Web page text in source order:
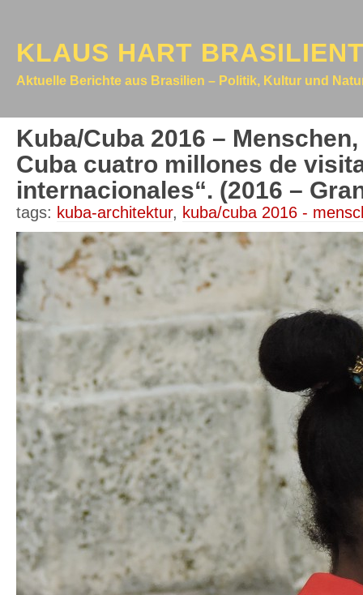
KLAUS HART
Aktuelle Berichte aus Brasilien – Politik, Kultur und
Kuba/Cuba 2016 –
Cuba cuatro millones de
internacionales“. (2016 –
tags: kuba-architektur, kuba/cuba 2016 -